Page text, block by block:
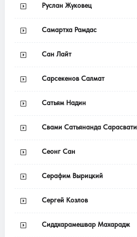
Руслан Жуковец
Самартха Рамдас
Сан Лайт
Сарсекенов Салмат
Сатьям Надин
Свами Сатьянанда Сарасвати
Сеонг Сан
Серафим Вырицкий
Сергей Козлов
Сиддхарамешвар Махарадж